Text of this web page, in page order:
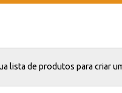
lista de produtos para criar